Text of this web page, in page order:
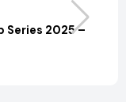
Series 2025 –